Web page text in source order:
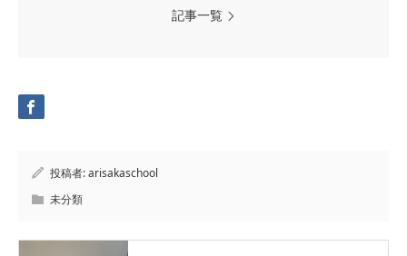
記事一覧
投稿者:arisakaschool
未分類